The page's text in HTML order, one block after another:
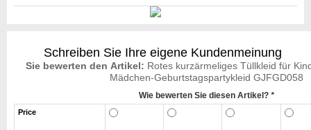
Schreiben Sie Ihre eigene Kundenmeinung
Sie bewerten den Artikel: Rotes kurzärmeliges Tüllkleid für
Mädchen-Geburtstagspartykleid GJFGD058
Wie bewerten Sie diesen Artikel? *
Price